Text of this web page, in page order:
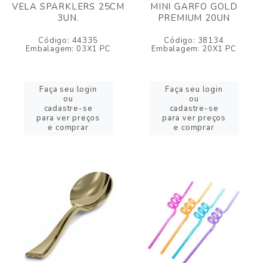
VELA SPARKLERS 25CM
3UN.
Código: 44335
Embalagem: 03X1 PC
Faça seu login
ou
cadastre-se
para ver preços
e comprar
MINI GARFO GOLD
PREMIUM 20UN
Código: 38134
Embalagem: 20X1 PC
Faça seu login
ou
cadastre-se
para ver preços
e comprar